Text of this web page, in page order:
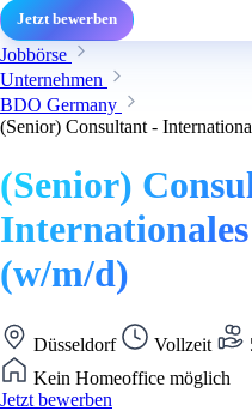
Jetzt bewerben
Jobbörse
Unternehmen
BDO Germany
(Senior) Consultant -
(Senior)
(w/m/d)
Düsseldorf Vollzeit
Kein Homeoffice möglich
Jetzt bewerben